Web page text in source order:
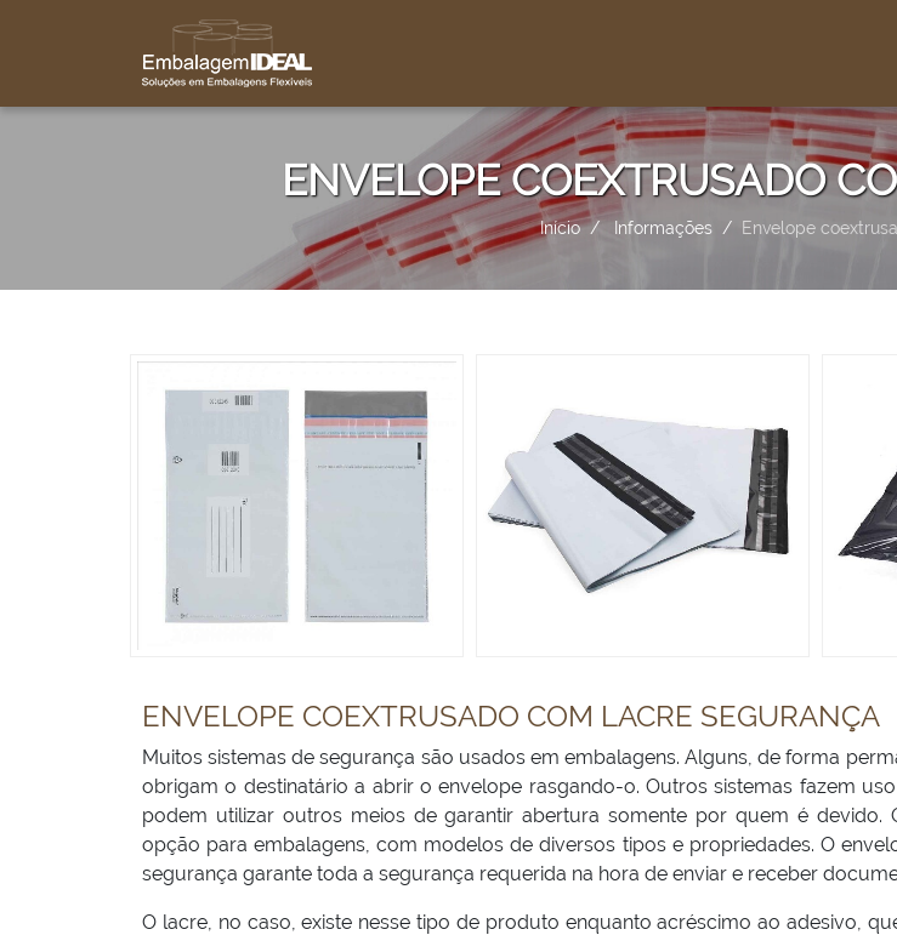
ENVELOPE COEXTRUSADO
Início Informações Envelope
ENVELOPE COEXTRUSADO COM LACRE SEGURANÇA
Muitos sistemas de segurança são usados em embalagens. Alguns, de forma
obrigam o destinatário a abrir o envelope rasgando-o. Outros sistemas fazem
podem utilizar outros meios de garantir abertura somente por quem é devido.
opção para embalagens, com modelos de diversos tipos e propriedades. O
segurança garante toda a segurança requerida na hora de enviar e receber
O lacre, no caso, existe nesse tipo de produto enquanto acréscimo ao adesivo,